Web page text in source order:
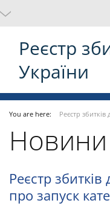
Реєстр
України
You are here: Реєстр збитків
Новини
Реєстр
про запуск